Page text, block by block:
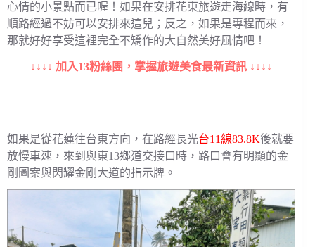
心情的小景點而已喔！如果在安排花東旅遊走海線時，有
順路經過不妨可以安排來這兒；反之，如果是專程而來，
那就好好享受這裡完全不矯作的大自然美好風情吧！
↓↓↓↓ 加入13粉絲團，掌握旅遊美食最新資訊 ↓↓↓↓
如果是從花蓮往台東方向，在路經長光台11線83.8K後就要
放慢車速，來到與東13鄉道交接口時，路口會有明顯的金
剛圖案與閃耀金剛大道的指示牌。